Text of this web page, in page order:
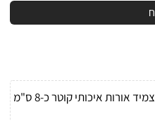
צמיד אורות איכותי קוטר כ-8 ס"מ